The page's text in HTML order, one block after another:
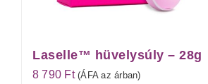
Laselle™ hüvelysúly – 28g
8 790 Ft (ÁFA az árban)